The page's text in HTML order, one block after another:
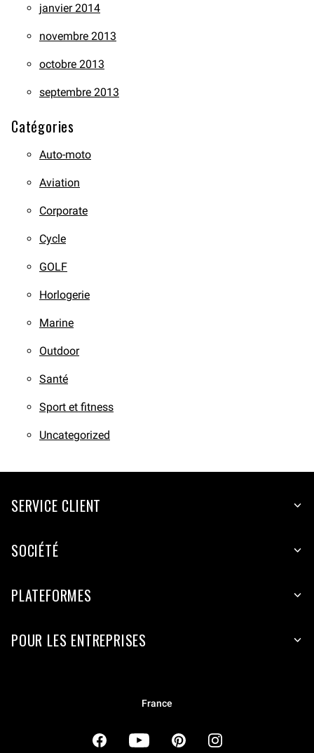
janvier 2014
novembre 2013
octobre 2013
septembre 2013
Catégories
Auto-moto
Aviation
Corporate
Cycle
GOLF
Horlogerie
Marine
Outdoor
Santé
Sport et fitness
Uncategorized
SERVICE CLIENT
SOCIÉTÉ
PLATEFORMES
POUR LES ENTREPRISES
France